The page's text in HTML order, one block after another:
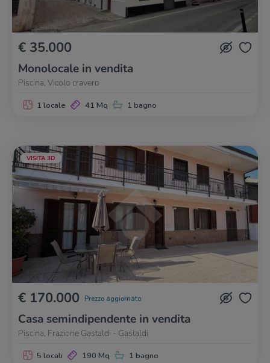
€ 35.000
Monolocale in vendita
Piscina, Vicolo cravero
1 locale 41 Mq 1 bagno
VISITA 3D
€ 170.000 Prezzo aggiornato
Casa semindipendente in vendita
Piscina, Frazione Gastaldi - Gastaldi
5 locali 190 Mq 1 bagno